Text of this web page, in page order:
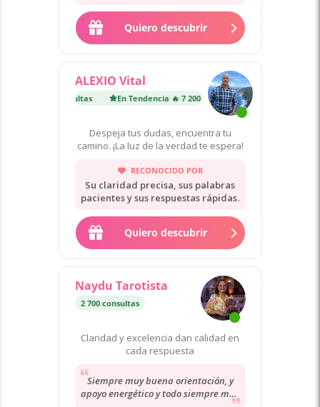
Quiero descubrir
ALEXIO Vital
7 200 consultas En Tendencia 🔥 7 200 consultas
Despeja tus dudas, encuentra tu
camino. ¡La luz de la verdad te espera!
RECONOCIDO POR
Su claridad precisa, sus palabras
pacientes y sus respuestas rápidas.
Quiero descubrir
Naydu Tarotista
2 700 consultas
Claridad y excelencia dan calidad en
cada respuesta
Siempre muy buena orientación, y
apoyo energético y todo siempre muy